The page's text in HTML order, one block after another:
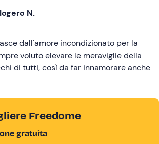
N.
dall'amore incondizionato per la
voluto elevare le meraviglie della
di tutti, così da far innamorare anche
Freedome
gratuita